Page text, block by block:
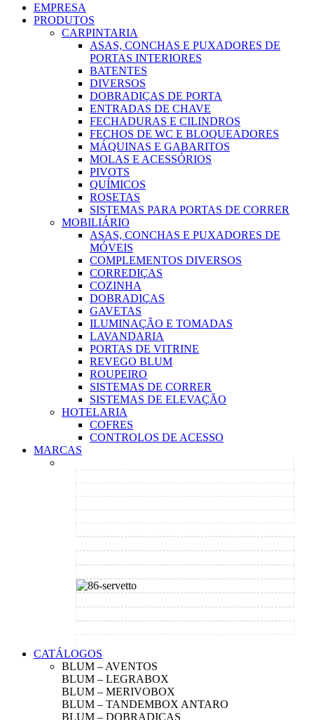
EMPRESA
PRODUTOS
CARPINTARIA
ASAS, CONCHAS E PUXADORES DE
PORTAS INTERIORES
BATENTES
DIVERSOS
DOBRADIÇAS DE PORTA
ENTRADAS DE CHAVE
FECHADURAS E CILINDROS
FECHOS DE WC E BLOQUEADORES
MÁQUINAS E GABARITOS
MOLAS E ACESSÓRIOS
PIVOTS
QUÍMICOS
ROSETAS
SISTEMAS PARA PORTAS DE CORRER
MOBILIÁRIO
ASAS, CONCHAS E PUXADORES DE
MÓVEIS
COMPLEMENTOS DIVERSOS
CORREDIÇAS
COZINHA
DOBRADIÇAS
GAVETAS
ILUMINAÇÃO E TOMADAS
LAVANDARIA
PORTAS DE VITRINE
REVEGO BLUM
ROUPEIRO
SISTEMAS DE CORRER
SISTEMAS DE ELEVAÇÃO
HOTELARIA
COFRES
CONTROLOS DE ACESSO
MARCAS
CATÁLOGOS
BLUM – AVENTOS
BLUM – LEGRABOX
BLUM – MERIVOBOX
BLUM – TANDEMBOX ANTARO
BLUM – DOBRADIÇAS